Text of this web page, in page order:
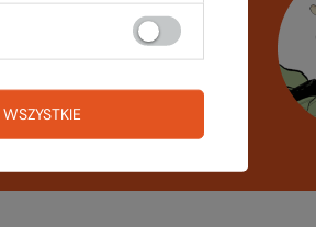
w góry, kajak,
LISTA SPRZĘTOWA